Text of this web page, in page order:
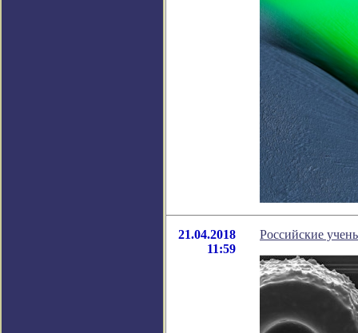
21.04.2018
11:59
Российские